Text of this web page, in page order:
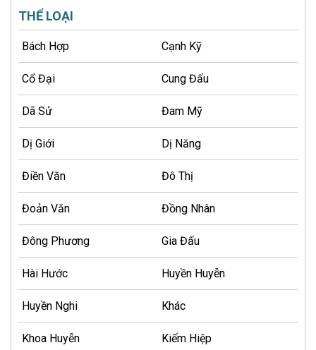
THỂ LOẠI
Bách Hợp Cạnh Kỹ
Cổ Đại Cung Đấu
Dã Sử Đam Mỹ
Dị Giới Dị Năng
Điền Văn Đô Thị
Đoản Văn Đồng Nhân
Đông Phương Gia Đấu
Hài Hước Huyền Huyễn
Huyền Nghi Khác
Khoa Huyễn Kiếm Hiệp